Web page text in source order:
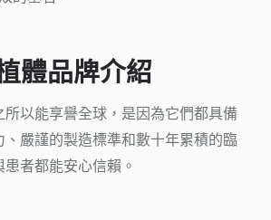
體品牌介紹
以能享譽全球，是因為它們都具備
嚴謹的製造標準和數十年累積的臨
者都能安心信賴。